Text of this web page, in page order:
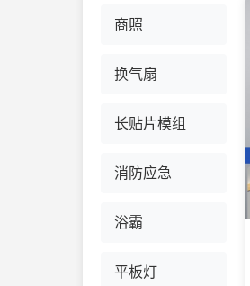
商照
换气扇
长贴片模组
消防应急
浴霸
平板灯